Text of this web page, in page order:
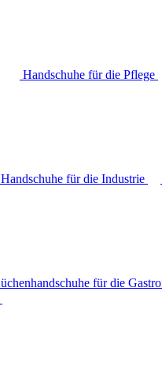
Handschuhe für die Pflege
Handschuhe für die Industrie
für die